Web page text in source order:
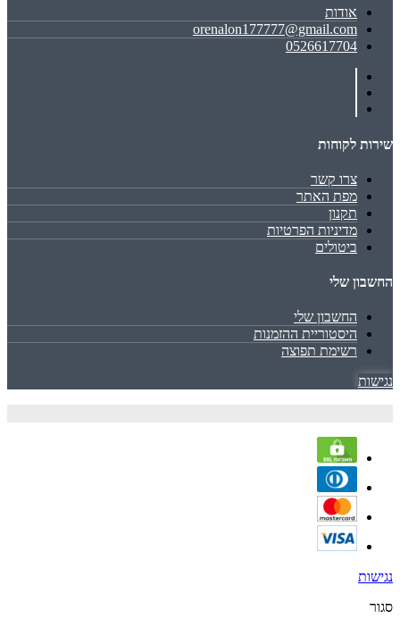
אודות
orenalon177777@gmail.com
0526617704
שירות לקוחות
צרו קשר
מפת האתר
תקנון
מדיניות הפרטיות
ביטולים
החשבון שלי
החשבון שלי
היסטוריית ההזמנות
רשימת תפוצה
נגישות
נגישות
סגור